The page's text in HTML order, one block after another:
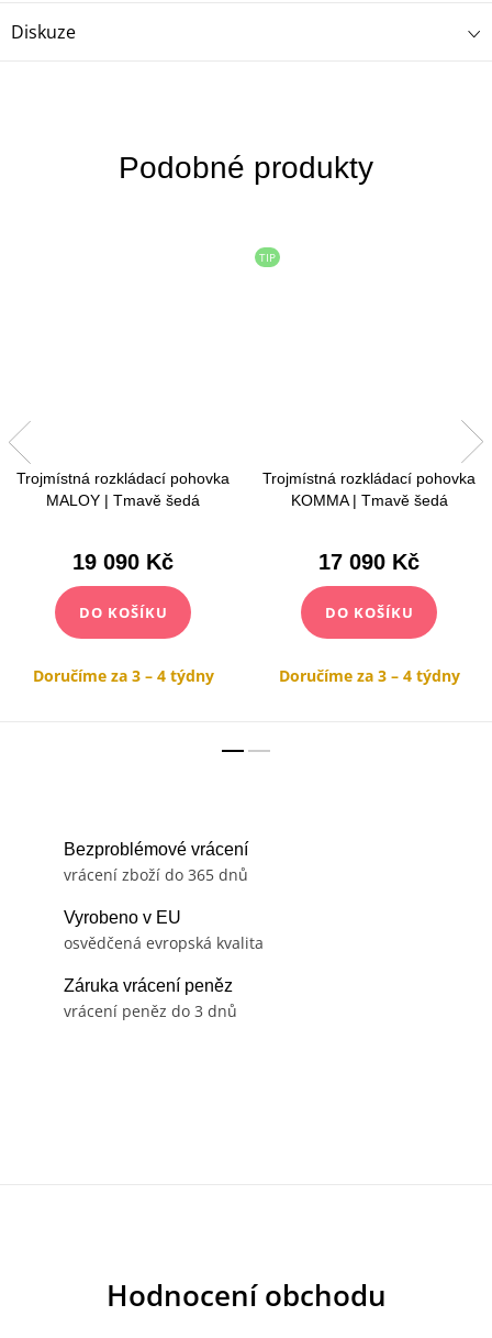
Diskuze
Trojmístná rozkládací pohovka
MALOY | Tmavě šedá
19 090 Kč
DO KOŠÍKU
Doručíme za 3 – 4 týdny
TIP
Trojmístná rozkládací pohovka
KOMMA | Tmavě šedá
17 090 Kč
DO KOŠÍKU
Doručíme za 3 – 4 týdny
Bezproblémové vrácení
vrácení zboží do 365 dnů
Vyrobeno v EU
osvědčená evropská kvalita
Záruka vrácení peněz
vrácení peněz do 3 dnů